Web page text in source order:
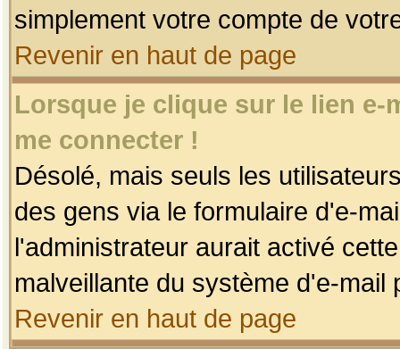
simplement votre compte de
Revenir en haut de page
Lorsque je clique sur le lien
me connecter !
Désolé, mais seuls les
des gens via le formulaire d'e-
l'administrateur aurait activé
malveillante du système d'e-
Revenir en haut de page